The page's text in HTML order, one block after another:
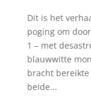
Dit is het
poging om
1 – met
blauwwitte
bracht
beide...